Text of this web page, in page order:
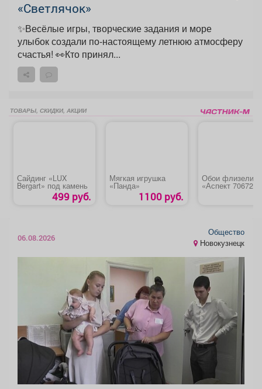
«Светлячок»
✨Весёлые игры, творческие задания и море
улыбок создали по-настоящему летнюю атмосферу
счастья! 👀Кто принял...
ТОВАРЫ, СКИДКИ, АКЦИИ
Сайдинг «LUX
Bergart» под камень
499 руб.
Мягкая игрушка
«Панда»
1100 руб.
Обои
«Аспект 70672-
06.08.2026
Общество
Новокузнецк